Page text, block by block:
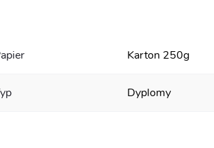
Karton 250g
Dyplomy